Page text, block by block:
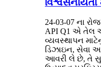
24-03-07 ના
API Q1 એ તેલ
વ્યવસ્થાપન
ડિઝાઇન, સેવા
આવરી લે છે, તે